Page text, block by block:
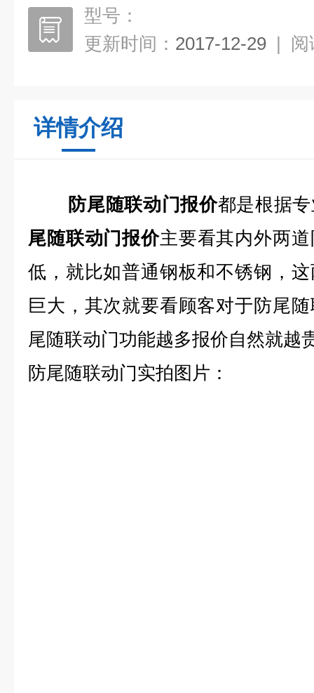
型号：
更新时间： 2017-12-29 | 阅
详情介绍
防尾随联动门报价都是根据
尾随联动门报价主要看其内外两
低，就比如普通钢板和不锈钢，
巨大，其次就要看顾客对于防尾
尾随联动门功能越多报价自然就越
防尾随联动门实拍图片：